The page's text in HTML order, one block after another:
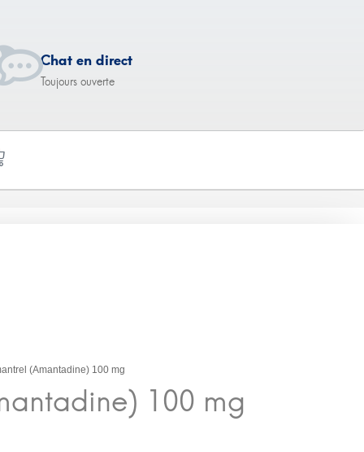
Chat en direct
Toujours ouverte
(Amantadine) 100 mg